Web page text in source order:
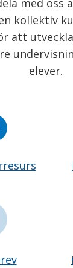
med oss
kollektiv
att
elever.